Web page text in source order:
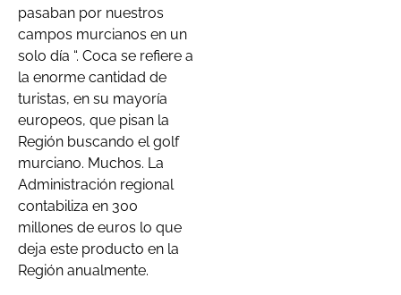
pasaban por nuestros
campos murcianos en un
solo día “. Coca se refiere a
la enorme cantidad de
turistas, en su mayoría
europeos, que pisan la
Región buscando el golf
murciano. Muchos. La
Administración regional
contabiliza en 300
millones de euros lo que
deja este producto en la
Región anualmente.